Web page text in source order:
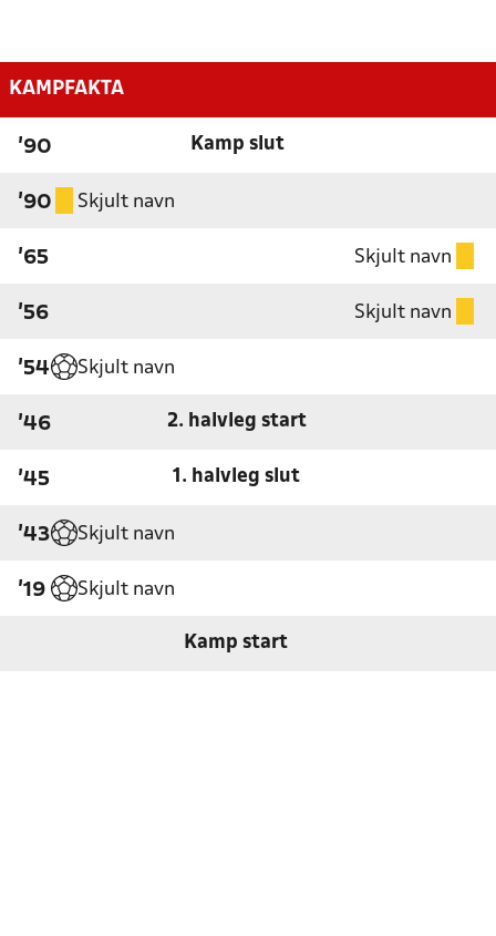
KAMPFAKTA
'90 Kamp slut
'90 Skjult navn
'65 Skjult navn
'56 Skjult navn
'54 Skjult navn
'46 2. halvleg start
'45 1. halvleg slut
'43 Skjult navn
'19 Skjult navn
Kamp start